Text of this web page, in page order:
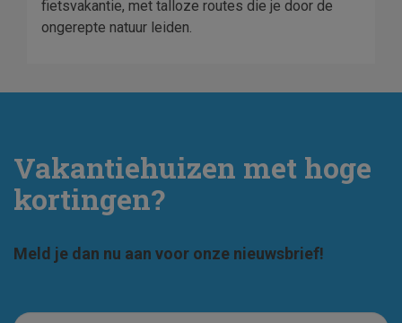
fietsvakantie, met talloze routes die je door de
ongerepte natuur leiden.
Vakantiehuizen met hoge
kortingen?
Meld je dan nu aan voor onze nieuwsbrief!